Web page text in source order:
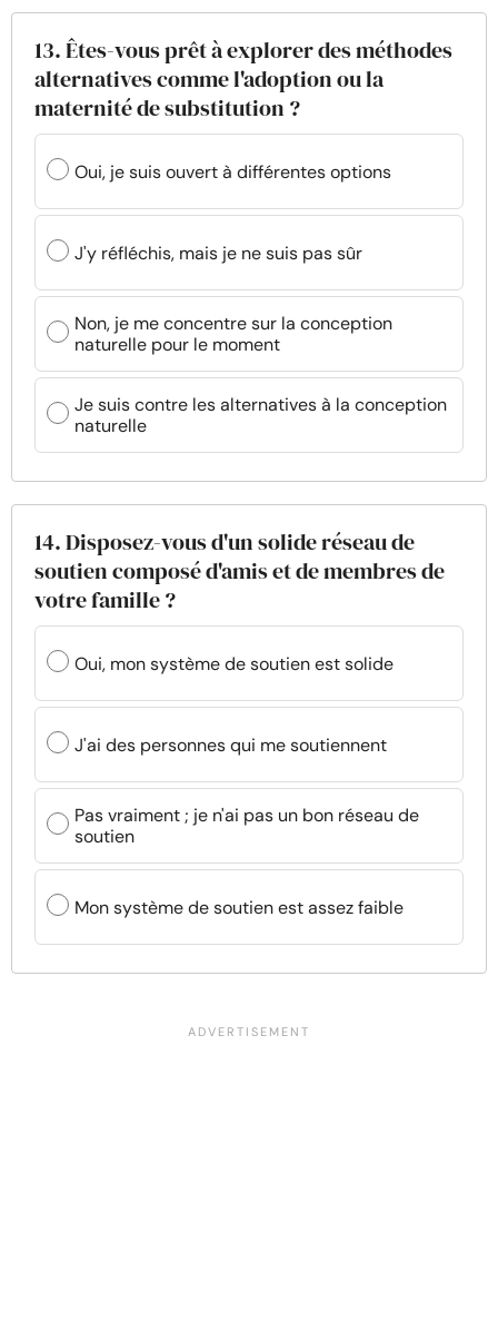
13. Êtes-vous prêt à explorer des méthodes
alternatives comme l'adoption ou la
maternité de substitution ?
Oui, je suis ouvert à différentes options
J'y réfléchis, mais je ne suis pas sûr
Non, je me concentre sur la conception
naturelle pour le moment
Je suis contre les alternatives à la conception
naturelle
14. Disposez-vous d'un solide réseau de
soutien composé d'amis et de membres de
votre famille ?
Oui, mon système de soutien est solide
J'ai des personnes qui me soutiennent
Pas vraiment ; je n'ai pas un bon réseau de
soutien
Mon système de soutien est assez faible